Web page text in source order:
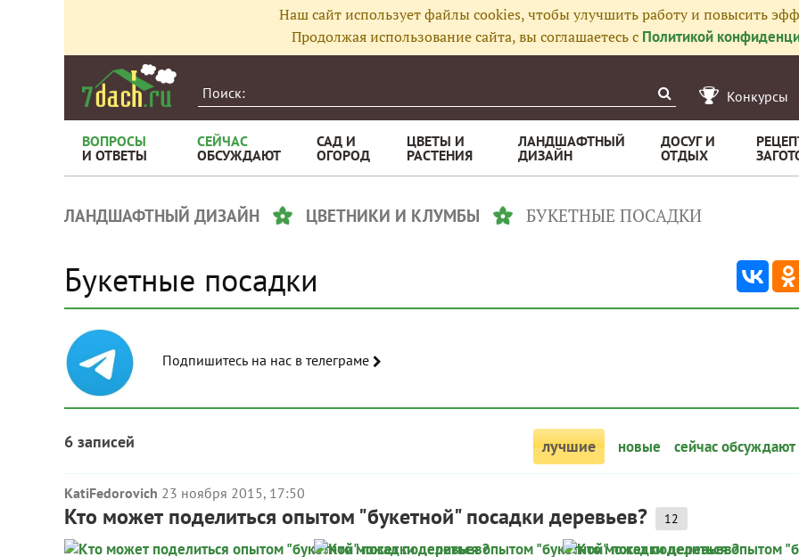
Наш сайт использует файлы cookies, чтобы улучшить работу и повысить
Продолжая использование сайта, вы соглашаетесь с Политикой
Конкурсы
ВОПРОСЫ
И ОТВЕТЫ
СЕЙЧАС
ОБСУЖДАЮТ
САД И
ОГОРОД
ЦВЕТЫ И
РАСТЕНИЯ
ЛАНДШАФТНЫЙ
ДИЗАЙН
ДОСУГ И
ОТДЫХ
ЛАНДШАФТНЫЙ ДИЗАЙН ЦВЕТНИКИ И КЛУМБЫ БУКЕТНЫЕ ПОСАДКИ
Букетные посадки
Подпишитесь на нас в телеграме
6 записей лучшие новые сейчас обсуждают
KatiFedorovich 23 ноября 2015, 17:50
Кто может поделиться опытом "букетной" посадки деревьев? 12